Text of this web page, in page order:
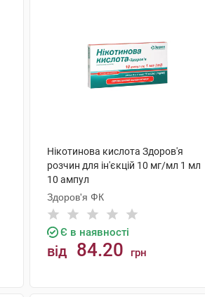
Нікотинова кислота Здоров'я
розчин для ін'єкцій 10 мг/мл 1 мл
10 ампул
Здоров'я ФК
Є в наявності
від 84.20 грн